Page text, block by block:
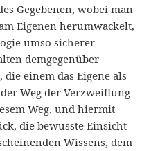
Gegebenen, wobei man
Eigenen herumwackelt,
umso sicherer
demgegenüber
einem das Eigene als
Weg der Verzweiflung
Weg, und hiermit
die bewusste Einsicht
Wissens, dem